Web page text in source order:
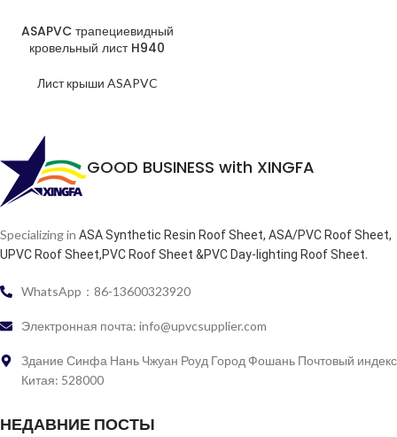
ASAPVC трапециевидный
кровельный лист H940
Лист крыши ASAPVC
GOOD BUSINESS with XINGFA
Specializing in ASA Synthetic Resin Roof Sheet, ASA/PVC Roof Sheet,
UPVC Roof Sheet,PVC Roof Sheet &PVC Day-lighting Roof Sheet.
WhatsApp：86-13600323920
Электронная почта: info@upvcsupplier.com
Здание Синфа Нань Чжуан Роуд Город Фошань Почтовый индекс
Китая: 528000
НЕДАВНИЕ ПОСТЫ